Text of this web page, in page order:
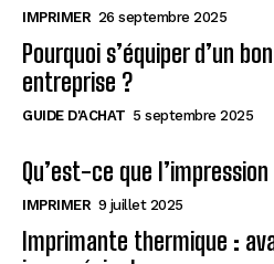
IMPRIMER 26 septembre 2025
Pourquoi s’équiper d’un
entreprise ?
GUIDE D'ACHAT 5 septembre 2025
Qu’est-ce que
IMPRIMER 9 juillet 2025
Imprimante thermique :